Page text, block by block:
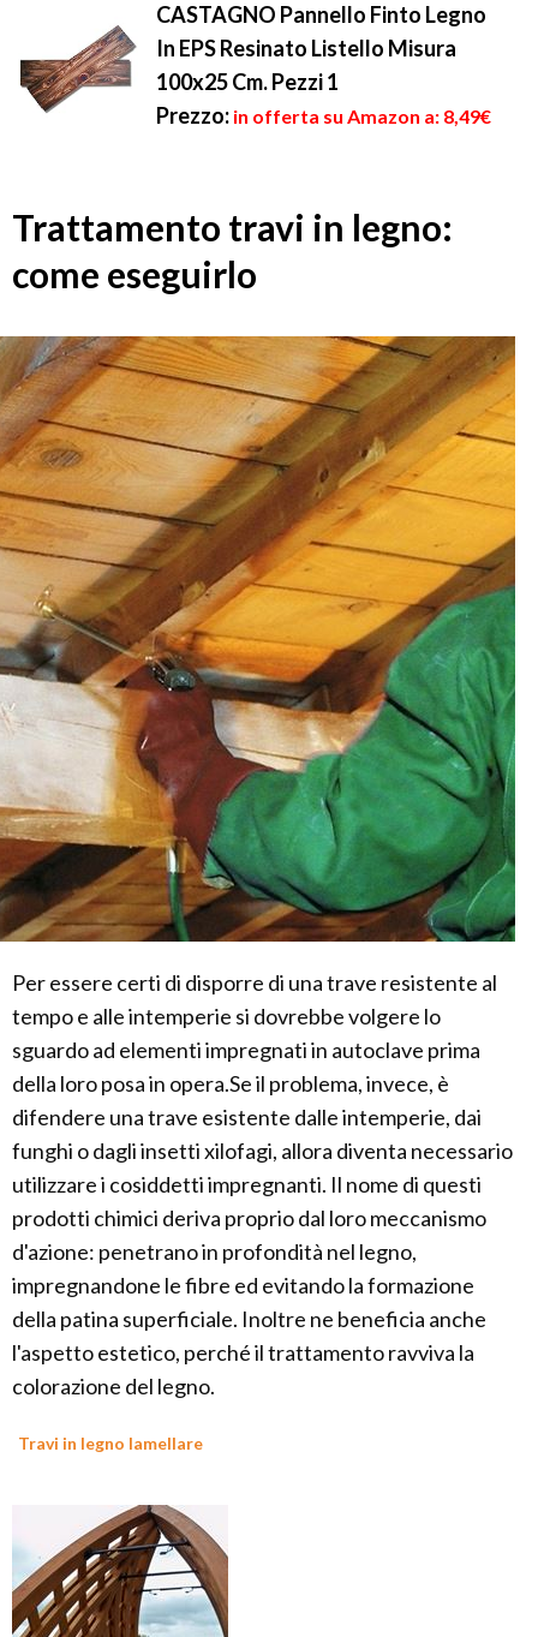
CASTAGNO Pannello Finto Legno
In EPS Resinato Listello Misura
100x25 Cm. Pezzi 1
Prezzo: in offerta su Amazon a: 8,49€
Trattamento travi in legno:
come eseguirlo
Per essere certi di disporre di una trave resistente al
tempo e alle intemperie si dovrebbe volgere lo
sguardo ad elementi impregnati in autoclave prima
della loro posa in opera.Se il problema, invece, è
difendere una trave esistente dalle intemperie, dai
funghi o dagli insetti xilofagi, allora diventa necessario
utilizzare i cosiddetti impregnanti. Il nome di questi
prodotti chimici deriva proprio dal loro meccanismo
d'azione: penetrano in profondità nel legno,
impregnandone le fibre ed evitando la formazione
della patina superficiale. Inoltre ne beneficia anche
l'aspetto estetico, perché il trattamento ravviva la
colorazione del legno.
Travi in legno lamellare